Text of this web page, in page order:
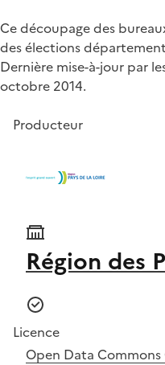
Ce découpage des
des élections
Dernière mise-à-jour par
octobre 2014.
Producteur
Région des
Licence
Open Data Commons